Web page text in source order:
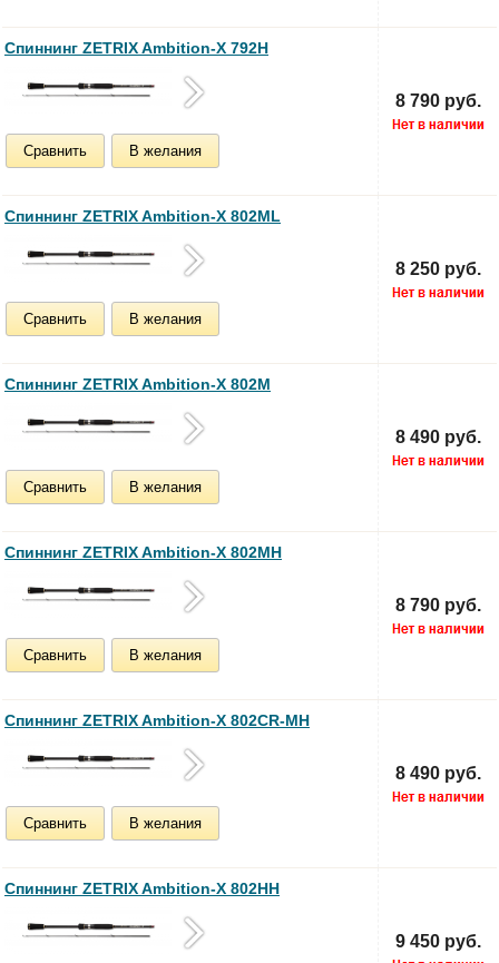
Спиннинг ZETRIX Ambition-X 792H
Сравнить В желания
8 790 руб.
Спиннинг ZETRIX Ambition-X 802ML
Сравнить В желания
8 250 руб.
Спиннинг ZETRIX Ambition-X 802M
Сравнить В желания
8 490 руб.
Спиннинг ZETRIX Ambition-X 802MH
Сравнить В желания
8 790 руб.
Спиннинг ZETRIX Ambition-X 802CR-MH
Сравнить В желания
8 490 руб.
Спиннинг ZETRIX Ambition-X 802HH
9 450 руб.